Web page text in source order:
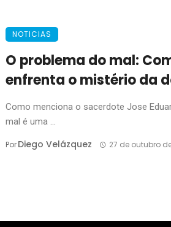
NOTICIAS
O problema do mal:
enfrenta o mistério da
Como menciona o sacerdote Jose
mal é uma ...
PorDiego Velázquez 27 de outubro